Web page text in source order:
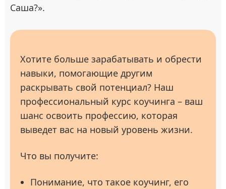
Саша?».
Хотите больше зарабатывать и обрести
навыки, помогающие другим
раскрывать свой потенциал? Наш
профессиональный курс коучинга – ваш
шанс освоить профессию, которая
выведет вас на новый уровень жизни.
Что вы получите:
Понимание, что такое коучинг, его